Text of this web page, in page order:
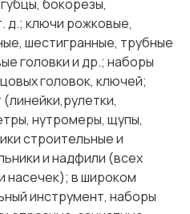
бокорезы,
д.; ключи рожковые,
шестигранные, трубные
головки и др.; наборы
головок, ключей;
нутромеры, щупы,
строительные и
и надфили (всех
насечек); в широком
инструмент, наборы